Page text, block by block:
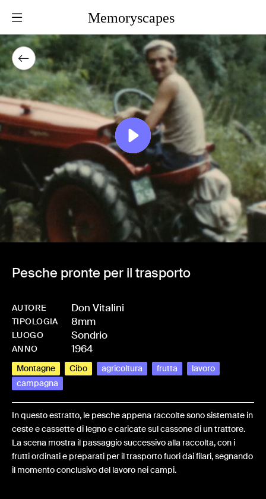
Memoryscapes
Pesche pronte per il trasporto
AUTORE Don Vitalini
TIPOLOGIA 8mm
LUOGO Sondrio
ANNO 1964
Montagne Cibo agricoltura frutta
lavoro
campagna
In questo estratto, le pesche appena raccolte sono sistemate in
ceste e cassette di legno e caricate sul cassone di un trattore.
La scena mostra il passaggio successivo alla raccolta, con i
frutti ordinati e preparati per il trasporto fuori dai filari, segnando
il momento conclusivo del lavoro nei campi.